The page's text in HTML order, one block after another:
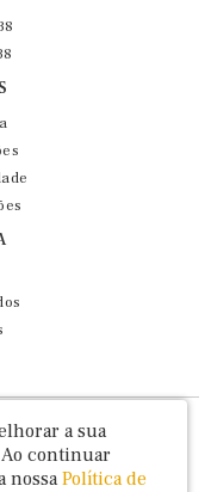
0001-86
/ SP - CEP 03016-030
a sua
Ao continuar
nossaPolítica de